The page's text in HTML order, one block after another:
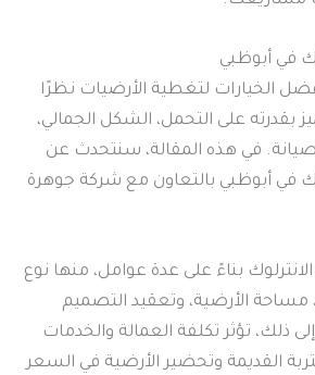
في أبوظبي
الخيارات لتغطية الأرضيات نظرًا
بقدرته على التحمل، الشكل الجمالي،
في هذه المقالة، سنتحدث عن
في أبوظبي بالتعاون مع شركة جوهرة
بناءً على عدة عوامل، منها نوع
مساحة الأرضية، وتعقيد التصميم
ذلك، تؤثر تكلفة العمالة والخدمات
القديمة وتحضير الأرضية في السعر